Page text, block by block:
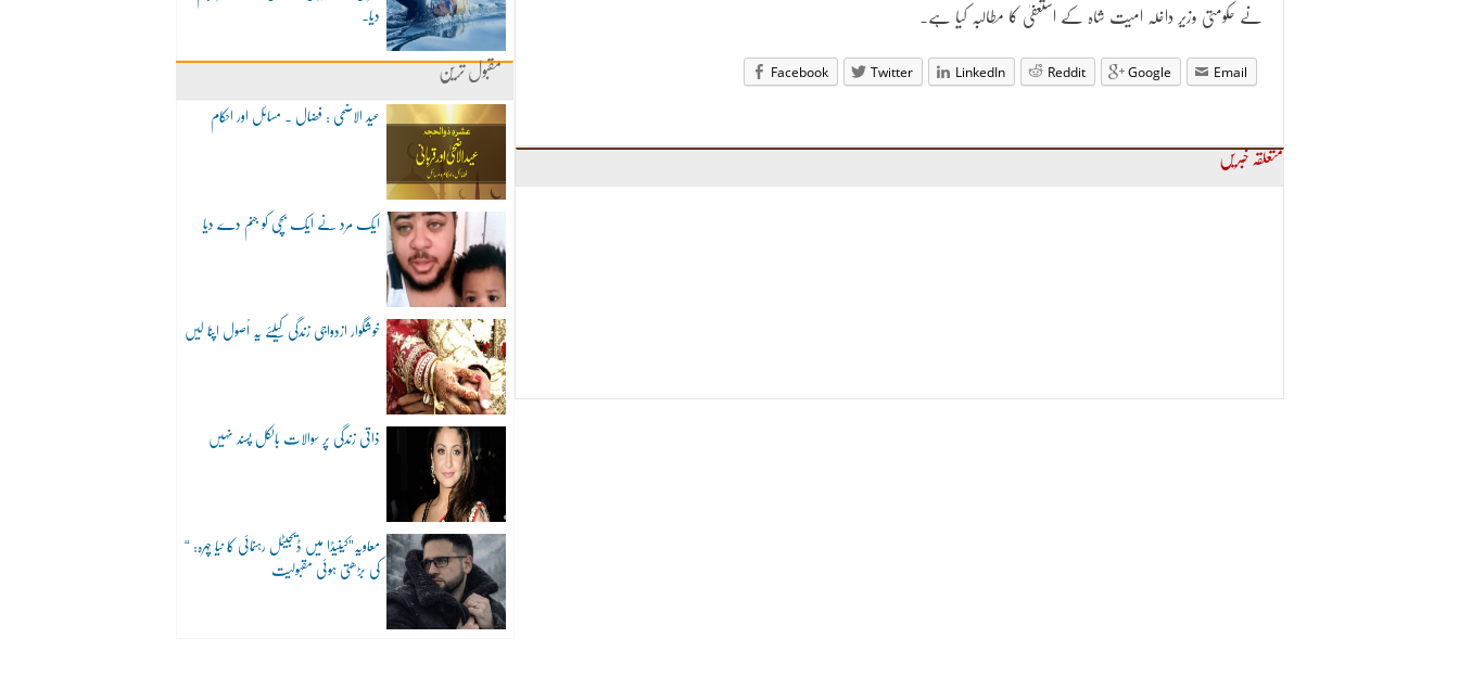
دیا۔
مقبول ترین
عید الاضحی : فضال ۔ مسائل اور احکام
ایک مرد نے ایک بچی کو جنم دے دیا
خوشگوار ازدواجی زندگی کیلئے یہ اُصول اپنا لیں
ذاتی زندگی پر سوالات بالکل پسند نہیں
“معاویہ”کینیڈا میں ڈیجیٹل رہنمائی کا نیا چہرہ:
کی بڑھتی ہوئی مقبولیت
نے حکومتی وزیر داخلہ امیت شاہ کے استعفیٰ کا مطالبہ کیا ہے۔
Facebook Twitter LinkedIn Reddit Google Email
متعلقہ خبریں